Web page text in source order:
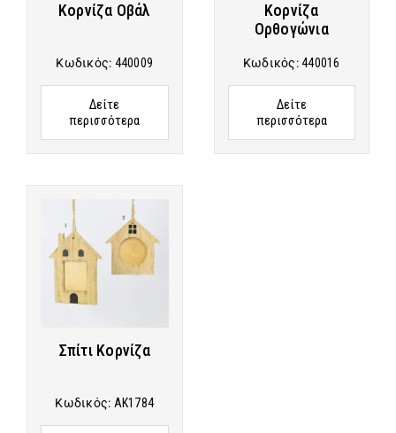
Κορνίζα Οβάλ
Κωδικός: 440009
Δείτε
περισσότερα
Κορνίζα
Ορθογώνια
Κωδικός:440016
Δείτε
περισσότερα
Σπίτι Κορνίζα
Κωδικός: AK1784